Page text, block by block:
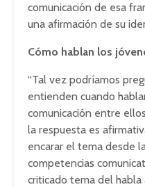
comunicación de esa
una afirmación de su
Cómo hablan los
“Tal vez podríamos
entienden cuando
comunicación entre
la respuesta es
encarar el tema desde
competencias
criticado tema del